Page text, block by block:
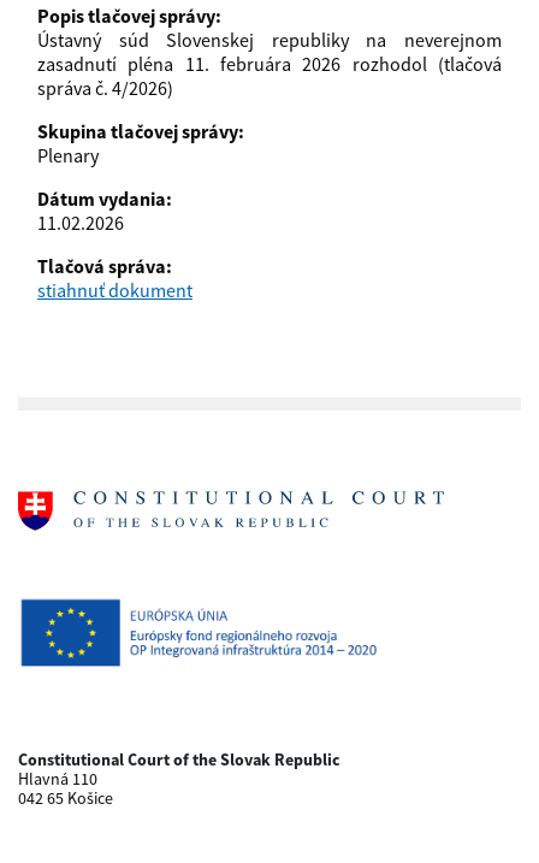
Popis tlačovej správy:
Ústavný súd Slovenskej republiky na neverejnom
zasadnutí pléna 11. februára 2026 rozhodol (tlačová
správa č. 4/2026)
Skupina tlačovej správy:
Plenary
Dátum vydania:
11.02.2026
Tlačová správa:
stiahnuť dokument
Constitutional Court of the Slovak Republic
Hlavná 110
042 65 Košice